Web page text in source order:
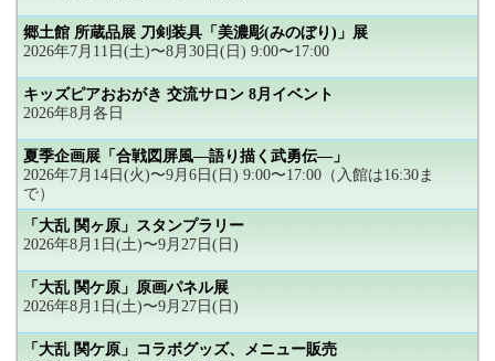
郷土館 所蔵品展 刀剣装具「美濃彫(みのぼり)」展
2026年7月11日(土)〜8月30日(日) 9:00〜17:00
キッズピアおおがき 交流サロン 8月イベント
2026年8月各日
夏季企画展「合戦図屏風―語り描く武勇伝―」
2026年7月14日(火)〜9月6日(日) 9:00〜17:00（入館は16:30ま
で）
「大乱 関ヶ原」スタンプラリー
2026年8月1日(土)〜9月27日(日)
「大乱 関ケ原」原画パネル展
2026年8月1日(土)〜9月27日(日)
「大乱 関ケ原」コラボグッズ、メニュー販売